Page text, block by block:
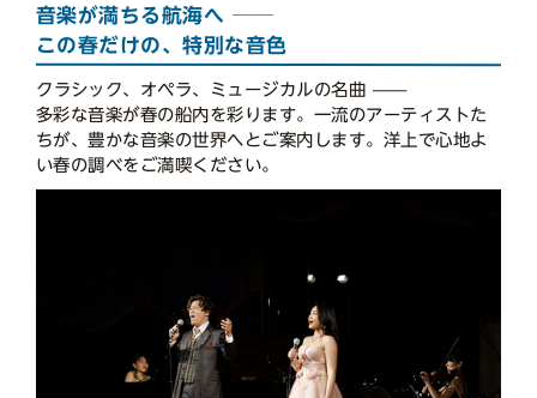
音楽が満ちる航海へ ──
この春だけの、特別な音色
クラシック、オペラ、ミュージカルの名曲 ——
多彩な音楽が春の船内を彩ります。一流のアーティストた
ちが、豊かな音楽の世界へとご案内します。洋上で心地よ
い春の調べをご満喫ください。